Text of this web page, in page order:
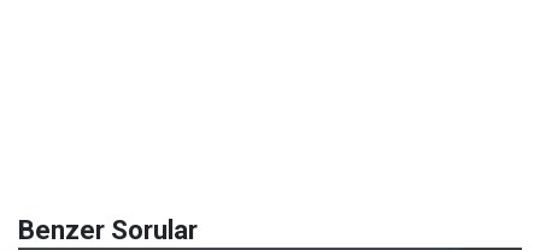
Benzer Sorular